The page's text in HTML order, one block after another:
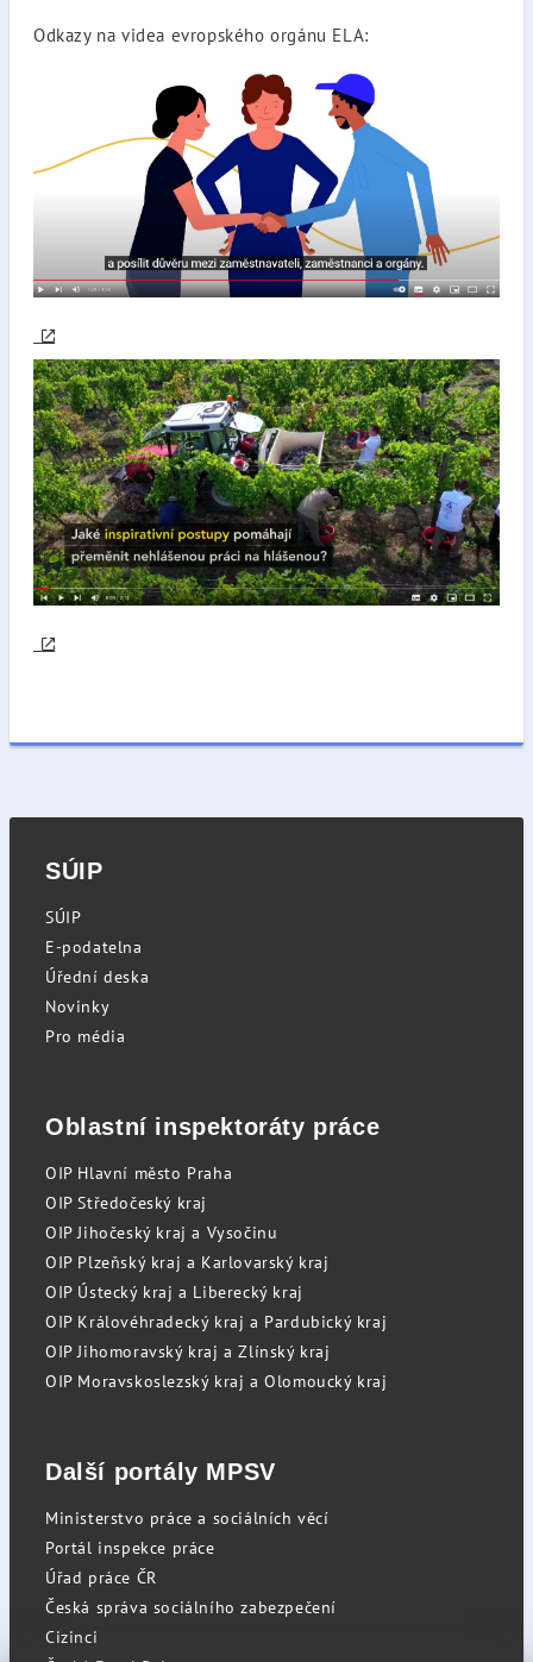
Odkazy na videa evropského orgánu ELA:
SÚIP
SÚIP
E-podatelna
Úřední deska
Novinky
Pro média
Oblastní inspektoráty práce
OIP Hlavní město Praha
OIP Středočeský kraj
OIP Jihočeský kraj a Vysočinu
OIP Plzeňský kraj a Karlovarský kraj
OIP Ústecký kraj a Liberecký kraj
OIP Královéhradecký kraj a Pardubický kraj
OIP Jihomoravský kraj a Zlínský kraj
OIP Moravskoslezský kraj a Olomoucký kraj
Další portály MPSV
Ministerstvo práce a sociálních věcí
Portál inspekce práce
Úřad práce ČR
Česká správa sociálního zabezpečení
Cizinci